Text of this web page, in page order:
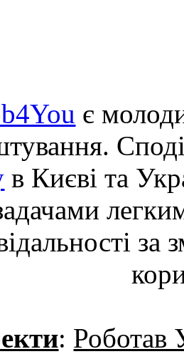
є
в Києві та
за
: Роботав